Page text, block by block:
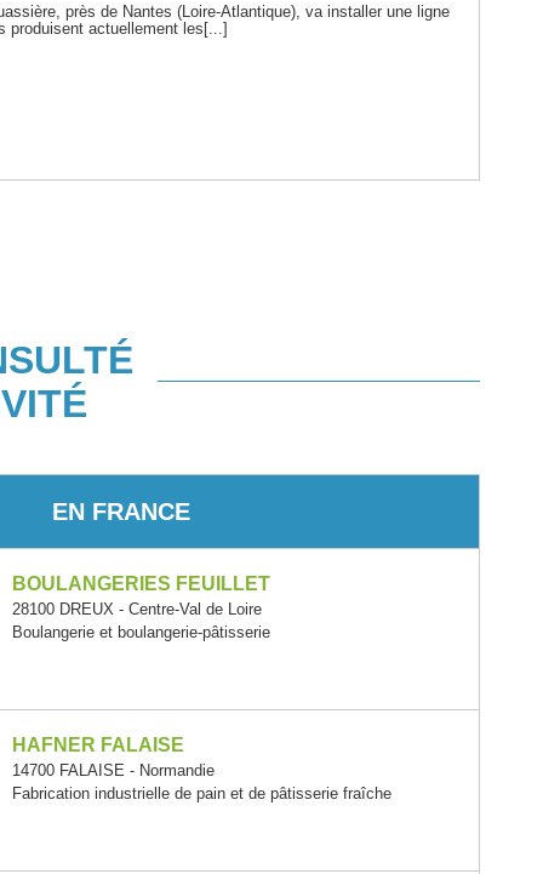
près de Nantes (Loire-Atlantique), va installer une ligne
produisent actuellement les[...]
EN FRANCE
BOULANGERIES FEUILLET
28100 DREUX - Centre-Val de Loire
Boulangerie et boulangerie-pâtisserie
HAFNER FALAISE
14700 FALAISE - Normandie
Fabrication industrielle de pain et de pâtisserie fraîche